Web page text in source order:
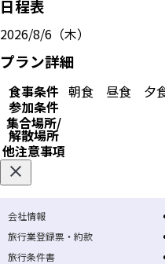
日程表
2026/8/6（木）
プラン詳細
食事条件 朝食 昼食 夕
参加条件
集合場所/
解散場所
他注意事項
会社情報
旅行業登録票・約款
旅行条件書